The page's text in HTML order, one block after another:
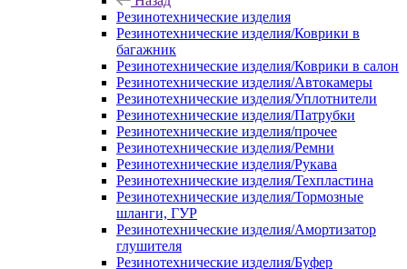
Резинотехнические изделия
Резинотехнические изделия/Коврики в
багажник
Резинотехнические изделия/Коврики в салон
Резинотехнические изделия/Автокамеры
Резинотехнические изделия/Уплотнители
Резинотехнические изделия/Патрубки
Резинотехнические изделия/прочее
Резинотехнические изделия/Ремни
Резинотехнические изделия/Рукава
Резинотехнические изделия/Техпластина
Резинотехнические изделия/Тормозные
шланги, ГУР
Резинотехнические изделия/Амортизатор
глушителя
Резинотехнические изделия/Буфер